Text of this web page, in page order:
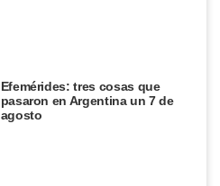
Efemérides: tres cosas que
pasaron en Argentina un 7 de
agosto